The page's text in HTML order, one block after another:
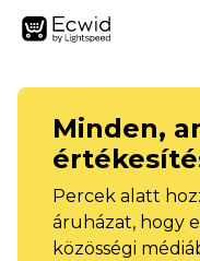
Minden,
Percek alatt
áruházat, hogy
közösségi